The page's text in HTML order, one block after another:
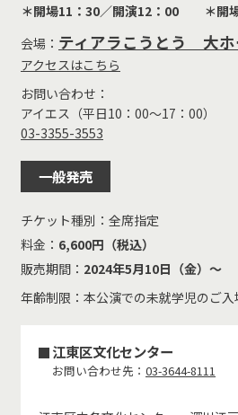
＊開場11：30／開演12：00 ＊開
会場： ティアラこうとう 大ホ
アクセスはこちら
お問い合わせ：
アイエス（平日10：00～17：00）
03-3355-3553
一般発売
チケット種別： 全席指定
料金： 6,600円（税込）
販売期間： 2024年5月10日（金）～
年齢制限：本公演での未就学児のご
江東区文化センター
お問い合わせ先： 03-3644-8111